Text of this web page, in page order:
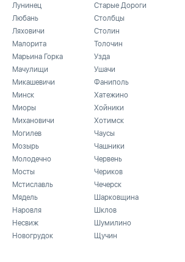
Лунинец
Любань
Ляховичи
Малорита
Марьина Горка
Мачулищи
Микашевичи
Минск
Миоры
Михановичи
Могилев
Мозырь
Молодечно
Мосты
Мстиславль
Мядель
Наровля
Несвиж
Новогрудок
Старые Дороги
Столбцы
Столин
Толочин
Узда
Ушачи
Фаниполь
Хатежино
Хойники
Хотимск
Чаусы
Чашники
Червень
Чериков
Чечерск
Шарковщина
Шклов
Шумилино
Щучин